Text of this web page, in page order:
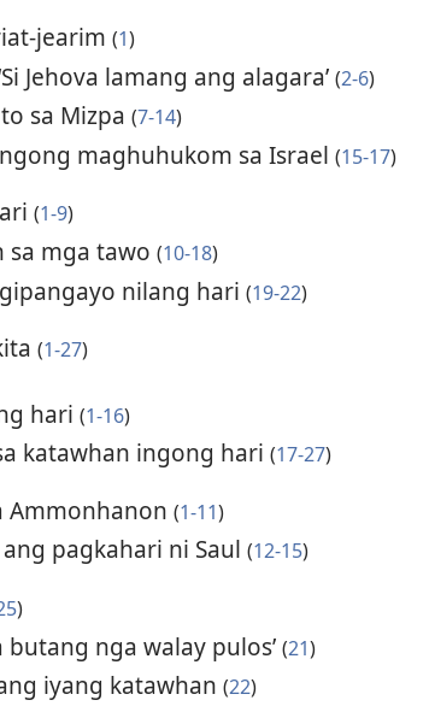
jearim (1)
Jehova lamang ang alagara’ (2-6)
sa Mizpa (7-14)
maghuhukom sa Israel (15-17)
(1-9)
sa mga tawo (10-18)
nilang hari (19-22)
(1-27)
hari (1-16)
katawhan ingong hari (17-27)
Ammonhanon (1-11)
pagkahari ni Saul (12-15)
)
butang nga walay pulos’(21)
iyang katawhan(22)